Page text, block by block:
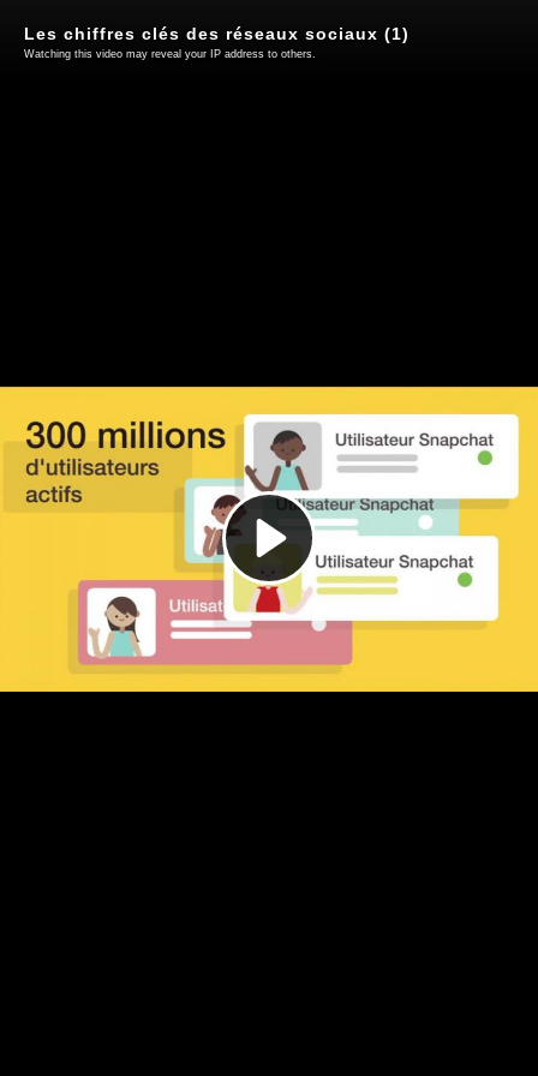
Play
Video
Les chiffres clés des réseaux sociaux (1)
Watching this video may reveal your IP address to others.